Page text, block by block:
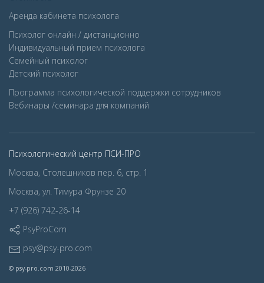
Аренда кабинета психолога
Психолог онлайн / дистанционно
Индивидуальный прием психолога
Семейный психолог
Детcкий психолог
Программа психологической поддержки сотрудников
Вебинары /семинара для компаний
Психологический центр ПСИ-ПРО
Москва, Столешников пер. 6, стр. 1
Москва, ул. Тимура Фрунзе 20
+7 (926) 742-26-14
PsyProCom
psy@psy-pro.com
© psy-pro.com 2010-2026